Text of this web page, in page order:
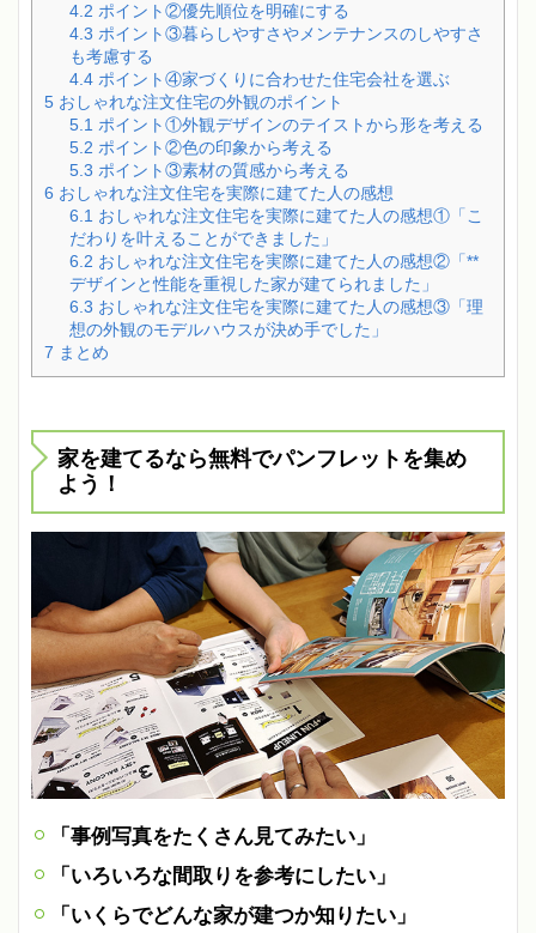
4.2 ポイント②優先順位を明確にする
4.3 ポイント③暮らしやすさやメンテナンスのしやすさ
も考慮する
4.4 ポイント④家づくりに合わせた住宅会社を選ぶ
5 おしゃれな注文住宅の外観のポイント
5.1 ポイント①外観デザインのテイストから形を考える
5.2 ポイント②色の印象から考える
5.3 ポイント③素材の質感から考える
6 おしゃれな注文住宅を実際に建てた人の感想
6.1 おしゃれな注文住宅を実際に建てた人の感想①「こ
だわりを叶えることができました」
6.2 おしゃれな注文住宅を実際に建てた人の感想②「**
デザインと性能を重視した家が建てられました」
6.3 おしゃれな注文住宅を実際に建てた人の感想③「理
想の外観のモデルハウスが決め手でした」
7 まとめ
家を建てるなら無料でパンフレットを集め
よう！
「事例写真をたくさん見てみたい」
「いろいろな間取りを参考にしたい」
「いくらでどんな家が建つか知りたい」